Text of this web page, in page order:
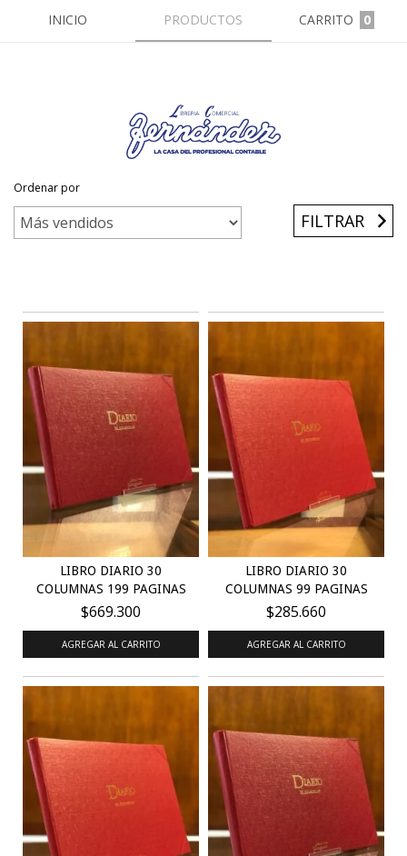
INICIO PRODUCTOS CARRITO 0
Inicio / Libros Con Columnas
Ordenar por
FILTRAR
LIBRO DIARIO 30
COLUMNAS 199 PAGINAS
$669.300
AGREGAR AL CARRITO
LIBRO DIARIO 30
COLUMNAS 99 PAGINAS
$285.660
AGREGAR AL CARRITO